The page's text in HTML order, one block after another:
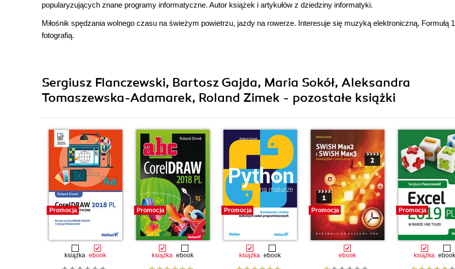
popularyzujących znane programy informatyczne. Autor książek i artykułów z dziedziny informatyki.
Miłośnik spędzania wolnego czasu na świeżym powietrzu, jazdy na rowerze. Interesuje się muzyką elektroniczną, Formułą
fotografią.
Sergiusz Flanczewski, Bartosz Gajda, Maria Sokół, Aleksandra
Tomaszewska-Adamarek, Roland Zimek - pozostałe książki
Promocja
książka ebook
Promocja
książka ebook
Promocja
książka ebook
Promocja
ebook
Promocja
książka ebook